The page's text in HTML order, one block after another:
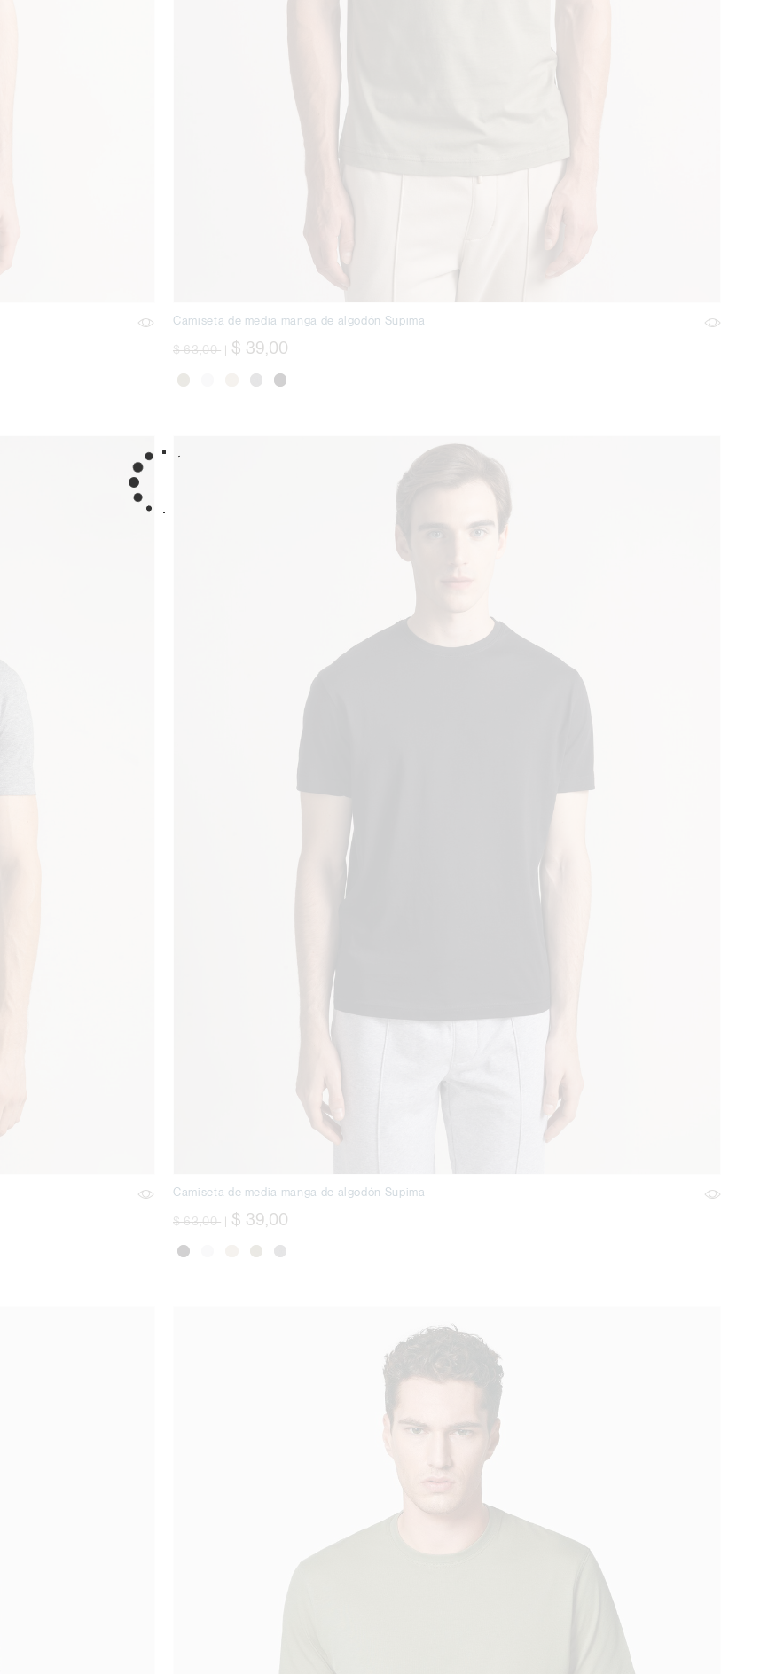
Camiseta de media manga de algodón Supima
precio rebajado desde
$ 63,00 a| $ 39,00
Camiseta de media manga de algodón Supima
precio rebajado desde
$ 63,00 a| $ 39,00